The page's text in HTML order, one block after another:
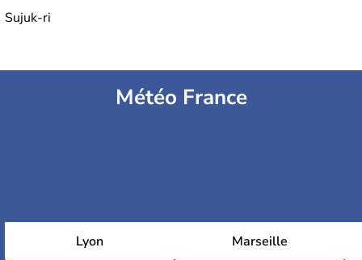
Sujuk-ri
Météo France
Lyon Marseille